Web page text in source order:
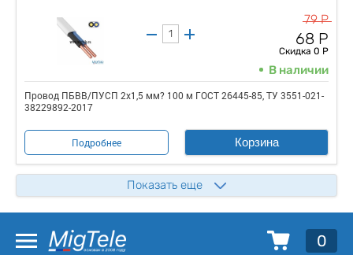
79 Р
68 Р
Скидка 0 Р
В наличии
Провод ПБВВ/ПУСП 2x1,5 мм? 100 м ГОСТ 26445-85, ТУ 3551-021-
38229892-2017
Подробнее Корзина
Показать еще
0